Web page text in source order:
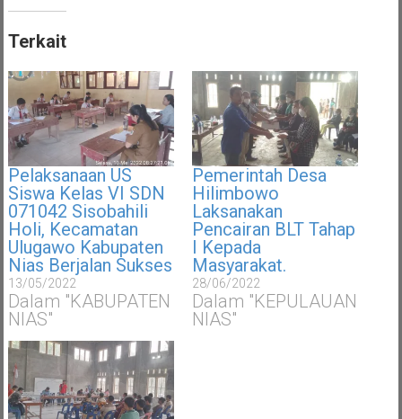
Terkait
Pelaksanaan US
Siswa Kelas VI SDN
071042 Sisobahili
Holi, Kecamatan
Ulugawo Kabupaten
Nias Berjalan Sukses
13/05/2022
Dalam "KABUPATEN
NIAS"
Pemerintah Desa
Hilimbowo
Laksanakan
Pencairan BLT Tahap
I Kepada
Masyarakat.
28/06/2022
Dalam "KEPULAUAN
NIAS"